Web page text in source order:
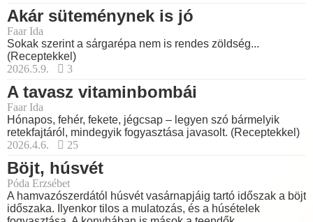
Akár süteménynek is jó
Faar Ida
Sokak szerint a sárgarépa nem is rendes zöldség...
(Receptekkel)
2026.5.9.
3
A tavasz vitaminbombái
Faar Ida
Hónapos, fehér, fekete, jégcsap – legyen szó bármelyik
retekfajtáról, mindegyik fogyasztása javasolt. (Receptekkel)
2026.4.6.
25
Böjt, húsvét
Póda Erzsébet
A hamvazószerdától húsvét vasárnapjáig tartó időszak a böjt
időszaka. Ilyenkor tilos a mulatozás, és a húsételek